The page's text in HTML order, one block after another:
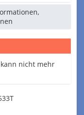
nicht mehr